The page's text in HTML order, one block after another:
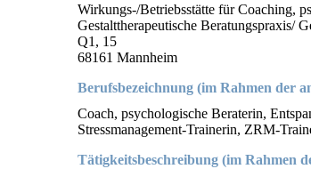
Wirkungs-/Betriebsstätte für Coaching,
Gestalttherapeutische Beratungspraxis/
Q1, 15
68161 Mannheim
Berufsbezeichnung (im Rahmen der
Coach, psychologische Beraterin,
Stressmanagement-Trainerin, ZRM-
Tätigkeitsbeschreibung (im Rahmen